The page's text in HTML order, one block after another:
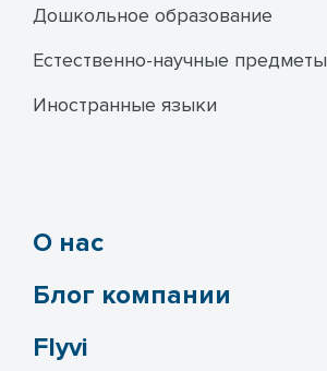
Дошкольное образование
Естественно-научные предметы
Иностранные языки
О нас
Блог компании
Flyvi